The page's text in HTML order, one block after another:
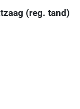
(reg. tand)